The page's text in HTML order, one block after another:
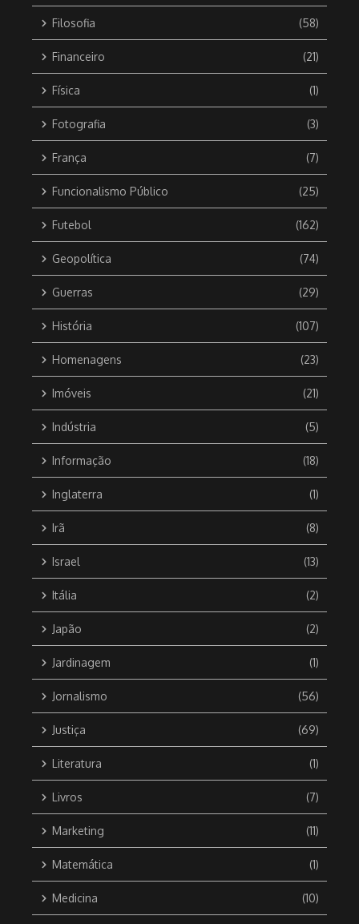
Filosofia (58)
Financeiro (21)
Física (1)
Fotografia (3)
França (7)
Funcionalismo Público (25)
Futebol (162)
Geopolítica (74)
Guerras (29)
História (107)
Homenagens (23)
Imóveis (21)
Indústria (5)
Informação (18)
Inglaterra (1)
Irã (8)
Israel (13)
Itália (2)
Japão (2)
Jardinagem (1)
Jornalismo (56)
Justiça (69)
Literatura (1)
Livros (7)
Marketing (11)
Matemática (1)
Medicina (10)